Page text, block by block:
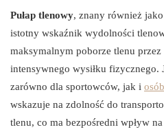
Pułap tlenowy, znany również jako
istotny wskaźnik wydolności
maksymalnym poborze tlenu
intensywnego wysiłku fizycznego.
zarówno dla sportowców, jak i
wskazuje na zdolność do
tlenu, co ma bezpośredni wpływ